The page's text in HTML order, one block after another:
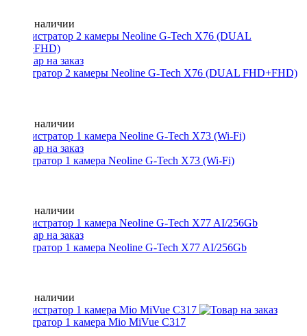
Нет в наличии
регистратор 2 камеры Neoline G-Tech X76 (DUAL FHD+FHD)
Нет в наличии
регистратор 1 камера Neoline G-Tech X73 (Wi-Fi)
Нет в наличии
регистратор 1 камера Neoline G-Tech X77 AI/256Gb
Нет в наличии
регистратор 1 камера Mio MiVue C317